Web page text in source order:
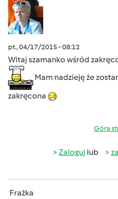
pt., 04/17/2015 - 08:12
Witaj szamanko wśród
Mam nadzieję że
zakręcona
Góra
Zaloguj lub
Frażka